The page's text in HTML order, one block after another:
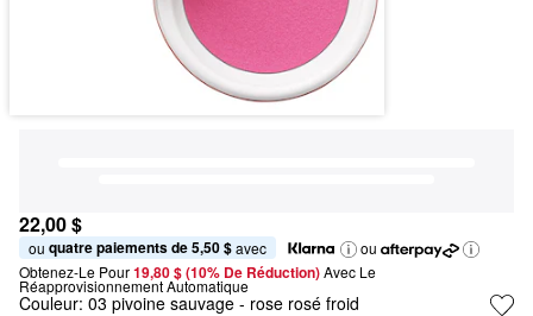
22,00 $
ou quatre paiements de 5,50 $ avec
ou
Obtenez-Le Pour19,80 $ (10% De Réduction) Avec Le
Réapprovisionnement Automatique
Couleur: 03 pivoine sauvage - rose rosé froid